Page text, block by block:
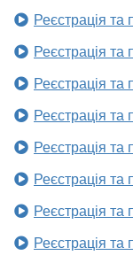
Реєстрація
Реєстрація
Реєстрація
Реєстрація
Реєстрація
Реєстрація
Реєстрація
Реєстрація